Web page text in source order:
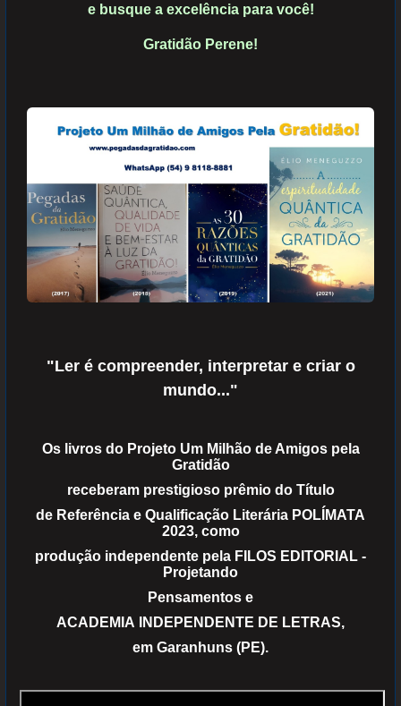
e busque a excelência para você!
Gratidão Perene!
"Ler é compreender, interpretar e criar o
mundo..."
Os livros do Projeto Um Milhão de Amigos pela
Gratidão
receberam prestigioso prêmio do Título
de Referência e Qualificação Literária POLÍMATA
2023, como
produção independente pela FILOS EDITORIAL -
Projetando
Pensamentos e
ACADEMIA INDEPENDENTE DE LETRAS,
em Garanhuns (PE).